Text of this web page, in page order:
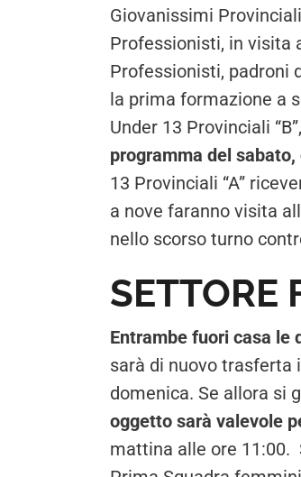
Giovanissimi
Professionisti, in visita
Professionisti, padroni
la prima formazione a
Under 13 Provinciali
programma del
13 Provinciali “A”
a nove faranno visita
nello scorso turno
SETTORE
Entrambe fuori casa le
sarà di nuovo trasferta
domenica. Se allora si
oggetto sarà valevole
mattina alle ore 11:00.